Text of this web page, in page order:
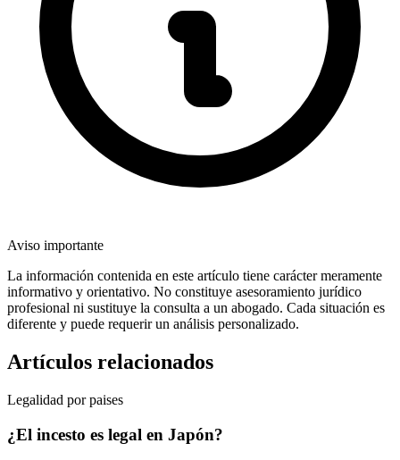
Aviso importante
La información contenida en este artículo tiene carácter meramente
informativo y orientativo. No constituye asesoramiento jurídico
profesional ni sustituye la consulta a un abogado. Cada situación es
diferente y puede requerir un análisis personalizado.
Artículos relacionados
Legalidad por paises
¿El incesto es legal en Japón?